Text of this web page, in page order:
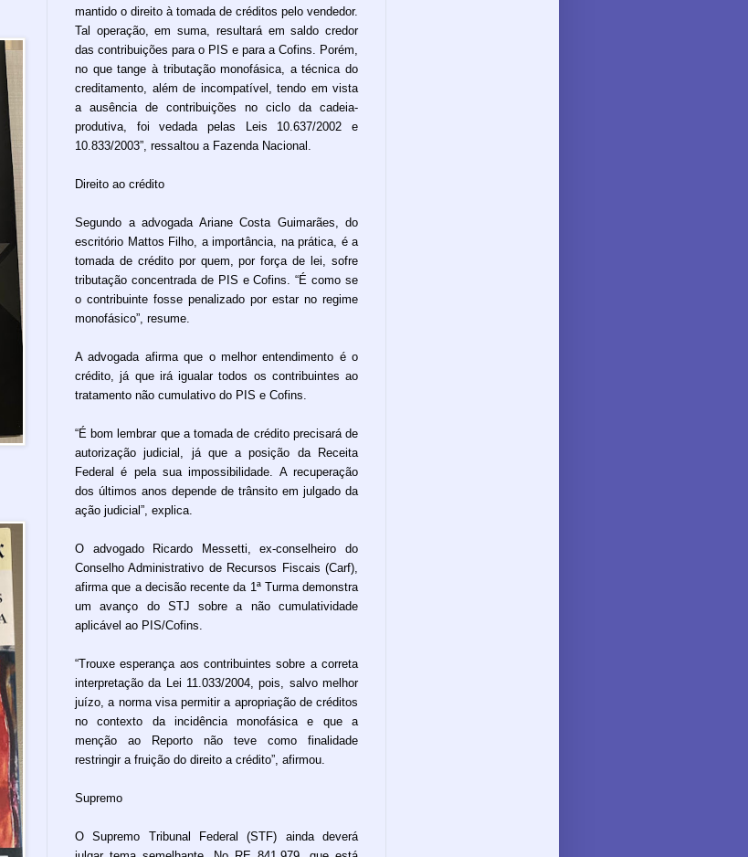
mantido o direito à tomada de créditos pelo vendedor.
Tal operação, em suma, resultará em saldo credor
das contribuições para o PIS e para a Cofins. Porém,
no que tange à tributação monofásica, a técnica do
creditamento, além de incompatível, tendo em vista
a ausência de contribuições no ciclo da cadeia-
produtiva, foi vedada pelas Leis 10.637/2002 e
10.833/2003”, ressaltou a Fazenda Nacional.
Direito ao crédito
Segundo a advogada Ariane Costa Guimarães, do
escritório Mattos Filho, a importância, na prática, é a
tomada de crédito por quem, por força de lei, sofre
tributação concentrada de PIS e Cofins. “É como se
o contribuinte fosse penalizado por estar no regime
monofásico”, resume.
A advogada afirma que o melhor entendimento é o
crédito, já que irá igualar todos os contribuintes ao
tratamento não cumulativo do PIS e Cofins.
“É bom lembrar que a tomada de crédito precisará de
autorização judicial, já que a posição da Receita
Federal é pela sua impossibilidade. A recuperação
dos últimos anos depende de trânsito em julgado da
ação judicial”, explica.
O advogado Ricardo Messetti, ex-conselheiro do
Conselho Administrativo de Recursos Fiscais (Carf),
afirma que a decisão recente da 1ª Turma demonstra
um avanço do STJ sobre a não cumulatividade
aplicável ao PIS/Cofins.
“Trouxe esperança aos contribuintes sobre a correta
interpretação da Lei 11.033/2004, pois, salvo melhor
juízo, a norma visa permitir a apropriação de créditos
no contexto da incidência monofásica e que a
menção ao Reporto não teve como finalidade
restringir a fruição do direito a crédito”, afirmou.
Supremo
O Supremo Tribunal Federal (STF) ainda deverá